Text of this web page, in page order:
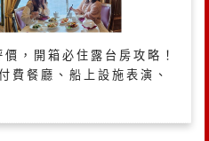
，開箱必住露台房攻略！
費餐廳、船上設施表演、